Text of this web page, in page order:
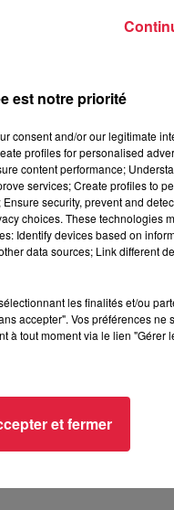
est notre priorité
consent and/or our legitimate
profiles for personalised
content performance;
services; Create profiles to
security, prevent and
choices. These technologies
Identify devices based on
data sources; Link different
les finalités et/ou
accepter". Vos préférences ne
à tout moment via le lien "Gérer
et fermer